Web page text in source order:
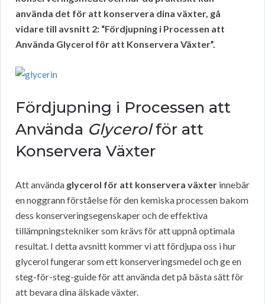
använda det för att konservera dina växter, gå
vidare till avsnitt 2: “Fördjupning i Processen att
Använda Glycerol för att Konservera Växter”.
Fördjupning i Processen att
Använda Glycerolför att
Konservera Växter
Att använda glycerol för att konservera växter innebär
en noggrann förståelse för den kemiska processen bakom
dess konserveringsegenskaper och de effektiva
tillämpningstekniker som krävs för att uppnå optimala
resultat. I detta avsnitt kommer vi att fördjupa oss i hur
glycerol fungerar som ett konserveringsmedel och ge en
steg-för-steg-guide för att använda det på bästa sätt för
att bevara dina älskade växter.